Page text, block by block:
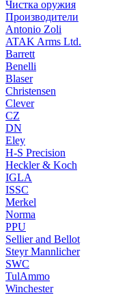
Чистка оружия
Производители
Antonio Zoli
ATAK Arms Ltd.
Barrett
Benelli
Blaser
Christensen
Clever
CZ
DN
Eley
H-S Precision
Heckler & Koch
IGLA
ISSC
Merkel
Norma
PPU
Sellier and Bellot
Steyr Mannlicher
SWC
TulAmmo
Winchester